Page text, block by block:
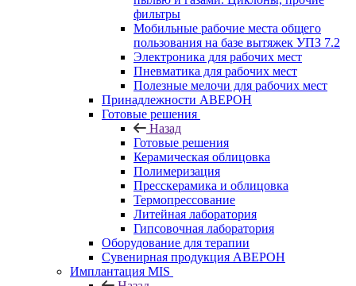
фильтры
Мобильные рабочие места общего
пользования на базе вытяжек УПЗ 7.2
Электроника для рабочих мест
Пневматика для рабочих мест
Полезные мелочи для рабочих мест
Принадлежности АВЕРОН
Готовые решения
Назад
Готовые решения
Керамическая облицовка
Полимеризация
Пресскерамика и облицовка
Термопрессование
Литейная лаборатория
Гипсовочная лаборатория
Оборудование для терапии
Сувенирная продукция АВЕРОН
Имплантация MIS